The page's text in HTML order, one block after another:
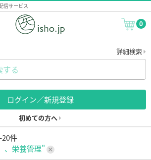
信サービス
0
詳細検索
ログイン／新規登録
初めての方へ
件
、栄養管理"